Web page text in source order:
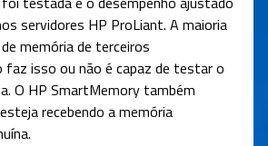
servidores HP ProLiant. A maioria
memória de terceiros
faz isso ou não é capaz de testar o
O HP SmartMemory também
recebendo a memória